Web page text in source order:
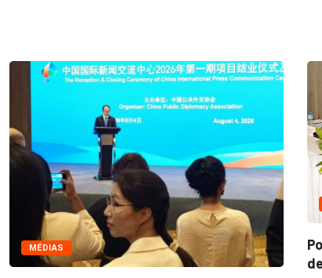
COMMERCE
Politique de la concurrence en Afrique
de...